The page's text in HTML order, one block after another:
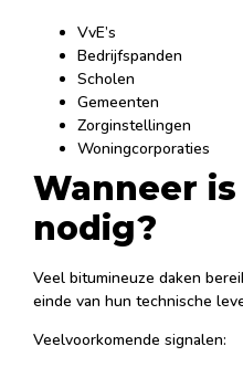
VvE’s
Bedrijfspanden
Scholen
Gemeenten
Zorginstellingen
Woningcorporaties
Wanneer
nodig?
Veel bitumineuze daken
einde van hun technische
Veelvoorkomende signalen: